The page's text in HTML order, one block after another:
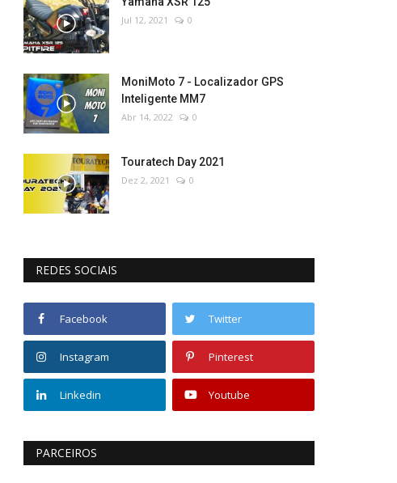
Jul 12, 2021 0
MoniMoto 7 - Localizador GPS
Inteligente MM7
Abr 14, 2022 0
Touratech Day 2021
Dez 2, 2021 0
REDES SOCIAIS
Facebook Twitter
Instagram Pinterest
Linkedin Youtube
PARCEIROS